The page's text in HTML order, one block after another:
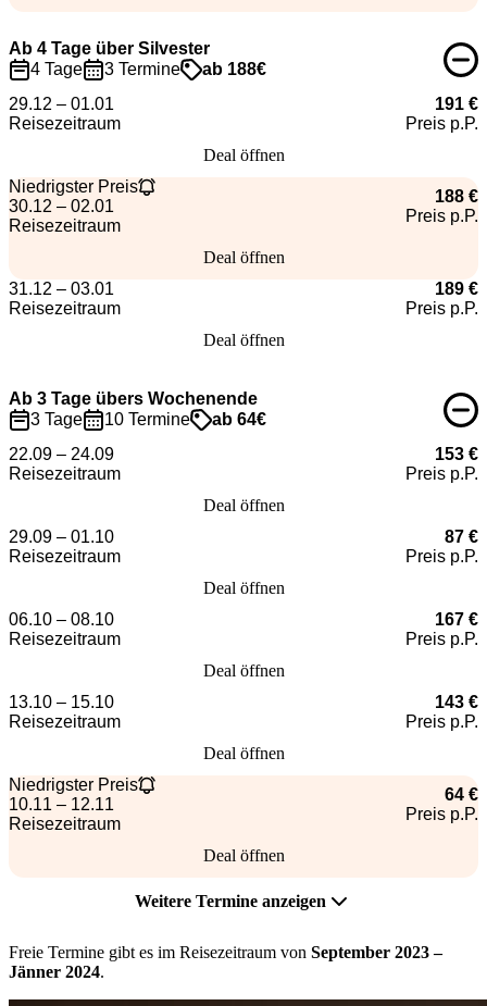
Ab 4 Tage über Silvester
4 Tage
3 Termine
ab 188€
29.12 – 01.01
Reisezeitraum
191 €
Preis p.P.
Deal öffnen
Niedrigster Preis
30.12 – 02.01
Reisezeitraum
188 €
Preis p.P.
Deal öffnen
31.12 – 03.01
Reisezeitraum
189 €
Preis p.P.
Deal öffnen
Ab 3 Tage übers Wochenende
3 Tage
10 Termine
ab 64€
22.09 – 24.09
Reisezeitraum
153 €
Preis p.P.
Deal öffnen
29.09 – 01.10
Reisezeitraum
87 €
Preis p.P.
Deal öffnen
06.10 – 08.10
Reisezeitraum
167 €
Preis p.P.
Deal öffnen
13.10 – 15.10
Reisezeitraum
143 €
Preis p.P.
Deal öffnen
Niedrigster Preis
10.11 – 12.11
Reisezeitraum
64 €
Preis p.P.
Deal öffnen
Weitere Termine anzeigen
Freie Termine gibt es im Reisezeitraum von September 2023 –
Jänner 2024.